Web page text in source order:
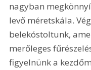
nagyban
levő méretskála.
belekóstoltunk,
merőleges
figyelnünk a